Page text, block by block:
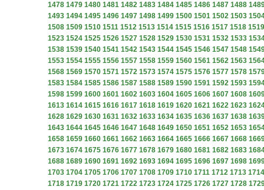
1478 1479 1480 1481 1482 1483 1484 1485 1486 1487 1488
1493 1494 1495 1496 1497 1498 1499 1500 1501 1502 1503
1508 1509 1510 1511 1512 1513 1514 1515 1516 1517 1518 1519
1523 1524 1525 1526 1527 1528 1529 1530 1531 1532 1533
1538 1539 1540 1541 1542 1543 1544 1545 1546 1547 1548
1553 1554 1555 1556 1557 1558 1559 1560 1561 1562 1563
1568 1569 1570 1571 1572 1573 1574 1575 1576 1577 1578
1583 1584 1585 1586 1587 1588 1589 1590 1591 1592 1593
1598 1599 1600 1601 1602 1603 1604 1605 1606 1607 1608
1613 1614 1615 1616 1617 1618 1619 1620 1621 1622 1623
1628 1629 1630 1631 1632 1633 1634 1635 1636 1637 1638
1643 1644 1645 1646 1647 1648 1649 1650 1651 1652 1653
1658 1659 1660 1661 1662 1663 1664 1665 1666 1667 1668
1673 1674 1675 1676 1677 1678 1679 1680 1681 1682 1683
1688 1689 1690 1691 1692 1693 1694 1695 1696 1697 1698
1703 1704 1705 1706 1707 1708 1709 1710 1711 1712 1713 1714
1718 1719 1720 1721 1722 1723 1724 1725 1726 1727 1728